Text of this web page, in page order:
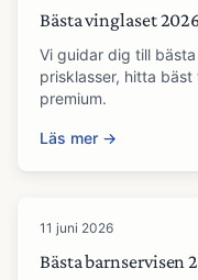
Bästa vinglaset
Vi guidar dig till
prisklasser, hitta
premium.
Läs mer →
11 juni 2026
Bästa barnservisen